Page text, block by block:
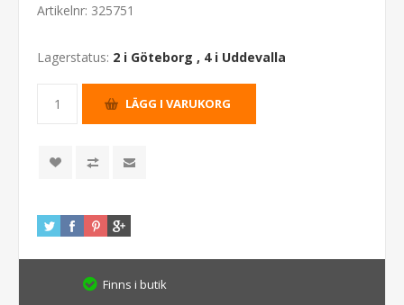
Artikelnr: 325751
Lagerstatus: 2 i Göteborg , 4 i Uddevalla
Finns i butik